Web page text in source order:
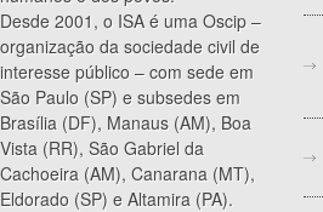
Desde 2001, o ISA é uma Oscip –
organização da sociedade civil de
interesse público – com sede em
São Paulo (SP) e subsedes em
Brasília (DF), Manaus (AM), Boa
Vista (RR), São Gabriel da
Cachoeira (AM), Canarana (MT),
Eldorado (SP) e Altamira (PA).